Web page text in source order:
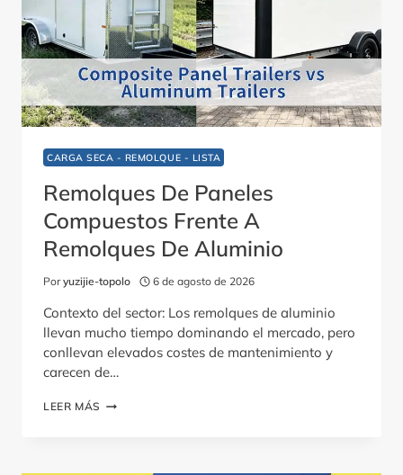
CARGA SECA - REMOLQUE - LISTA
Remolques De Paneles
Compuestos Frente A
Remolques De Aluminio
Por yuzijie-topolo 6 de agosto de 2026
Contexto del sector: Los remolques de aluminio
llevan mucho tiempo dominando el mercado, pero
conllevan elevados costes de mantenimiento y
carecen de…
LEER MÁS REMOLQUES